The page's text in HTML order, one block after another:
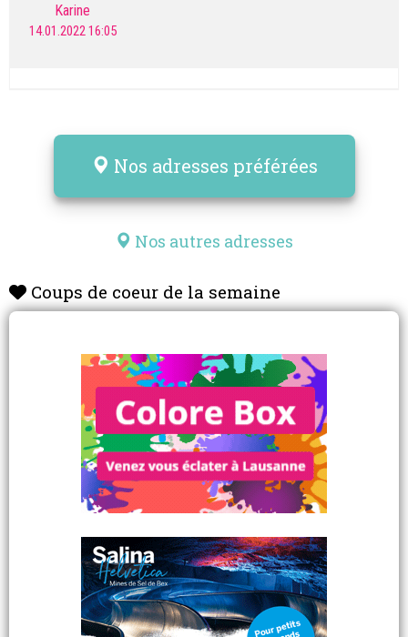
Karine
14.01.2022 16:05
Nos adresses préférées
Nos autres adresses
Coups de coeur de la semaine